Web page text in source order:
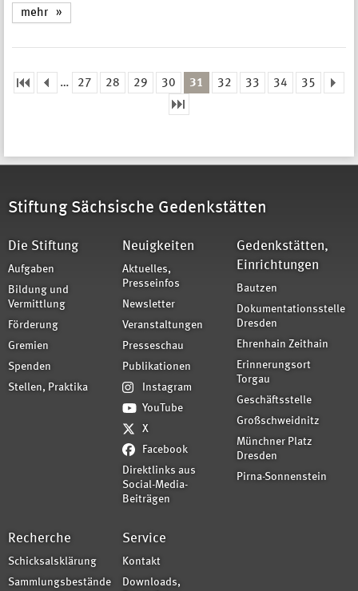
mehr
… 27 28 29 30 31 32 33 34 35
Stiftung Sächsische Gedenkstätten
Die Stiftung
Aufgaben
Bildung und
Vermittlung
Förderung
Gremien
Spenden
Stellen, Praktika
Neuigkeiten
Aktuelles,
Presseinfos
Newsletter
Veranstaltungen
Presseschau
Publikationen
Instagram
YouTube
X
Facebook
Direktlinks aus
Social-Media-
Beiträgen
Gedenkstätten,
Einrichtungen
Bautzen
Dokumentationsstelle
Dresden
Ehrenhain Zeithain
Erinnerungsort
Torgau
Geschäftsstelle
Großschweidnitz
Münchner Platz
Dresden
Pirna-Sonnenstein
Recherche
Schicksalsklärung
Sammlungsbestände
Service
Kontakt
Downloads,